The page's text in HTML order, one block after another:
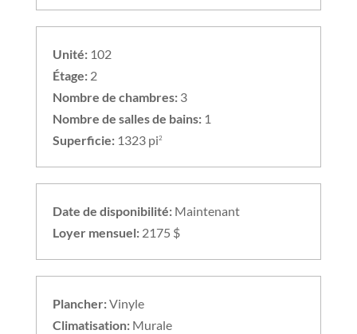
Unité:102
Étage:2
Nombre de chambres:3
Nombre de salles de bains:1
Superficie:1323 pi2
Date de disponibilité:Maintenant
Loyer mensuel:2175 $
Plancher:Vinyle
Climatisation:Murale